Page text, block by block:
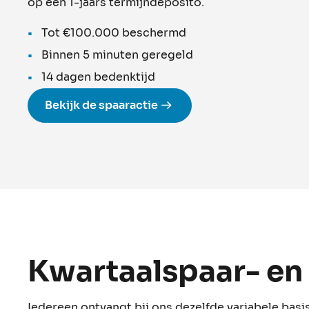
Tot €100.000 beschermd
Binnen 5 minuten geregeld
14 dagen bedenktijd
Bekijk de spaaractie
Kwartaalspaar-